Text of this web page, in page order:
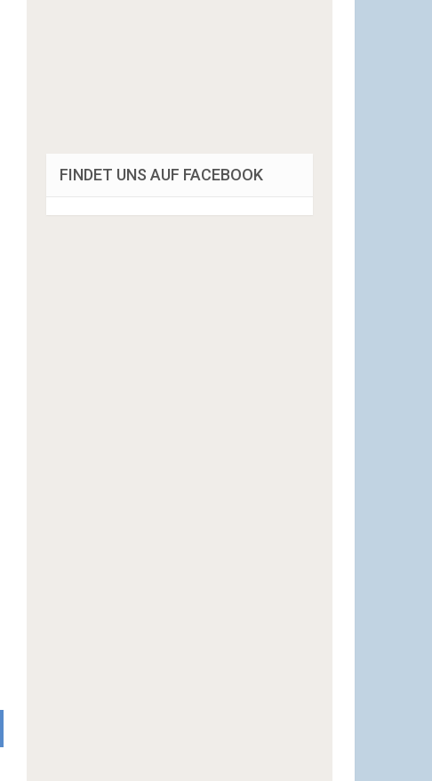
FINDET UNS AUF FACEBOOK